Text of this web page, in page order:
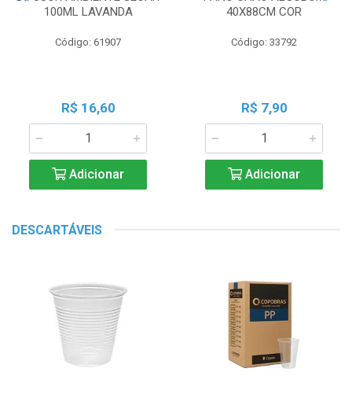
100ML LAVANDA
Código: 61907
R$ 16,60
Adicionar
40X88CM COR
Código: 33792
R$ 7,90
Adicionar
DESCARTÁVEIS